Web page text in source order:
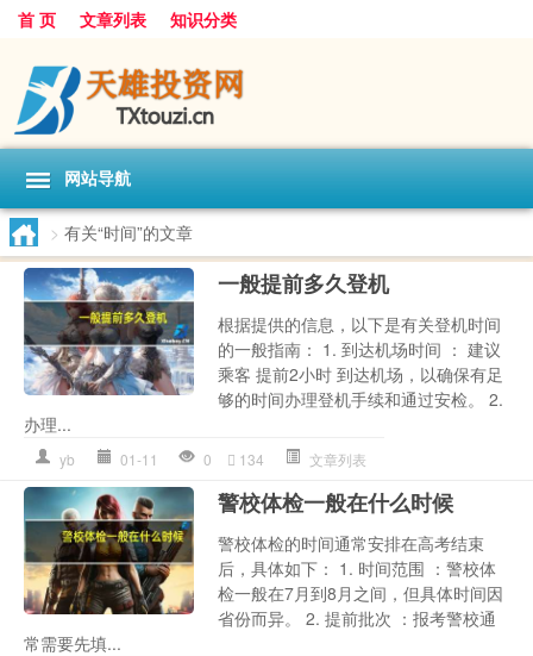
首 页 文章列表 知识分类
网站导航
> 有关“时间”的文章
一般提前多久登机
根据提供的信息，以下是有关登机时间
的一般指南： 1. 到达机场时间 ： 建议
乘客 提前2小时 到达机场，以确保有足
够的时间办理登机手续和通过安检。 2.
办理...
yb 01-11 0 134 文章列表
警校体检一般在什么时候
警校体检的时间通常安排在高考结束
后，具体如下： 1. 时间范围 ：警校体
检一般在7月到8月之间，但具体时间因
省份而异。 2. 提前批次 ：报考警校通
常需要先填...